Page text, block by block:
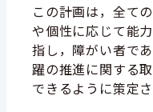
この計画は，全て
や個性に応じて能
指し，障がい者で
躍の推進に関する
できるように策定